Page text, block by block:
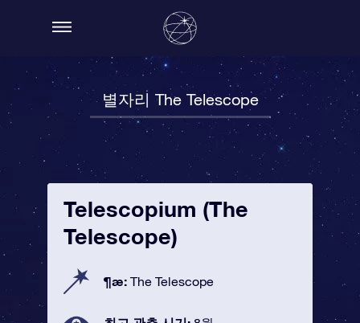
별자리 The Telescope
Telescopium (The
Telescope)
¶æ: The Telescope